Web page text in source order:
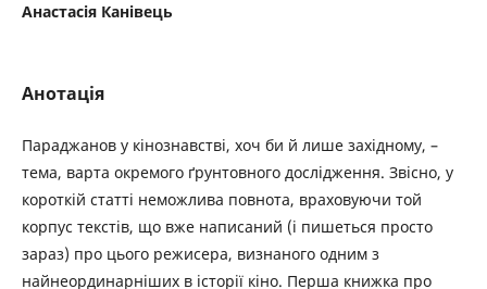
Анастасія Канівець
Анотація
Параджанов у кінознавстві, хоч би й лише західному, –
тема, варта окремого ґрунтовного дослідження. Звісно, у
короткій статті неможлива повнота, враховуючи той
корпус текстів, що вже написаний (і пишеться просто
зараз) про цього режисера, визнаного одним з
найнеординарніших в історії кіно. Перша книжка про